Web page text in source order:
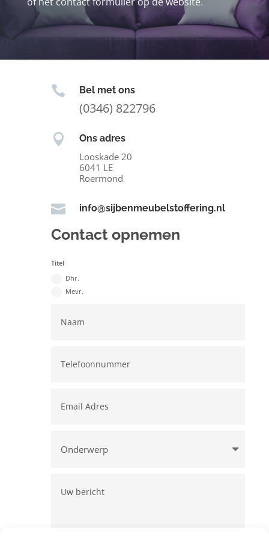
 Bel met ons
(0346) 822796
 Ons adres
Looskade 20
6041 LE
Roermond
 info@sijbenmeubelstoffering.nl
Contact opnemen
Titel
Dhr.
Mevr.